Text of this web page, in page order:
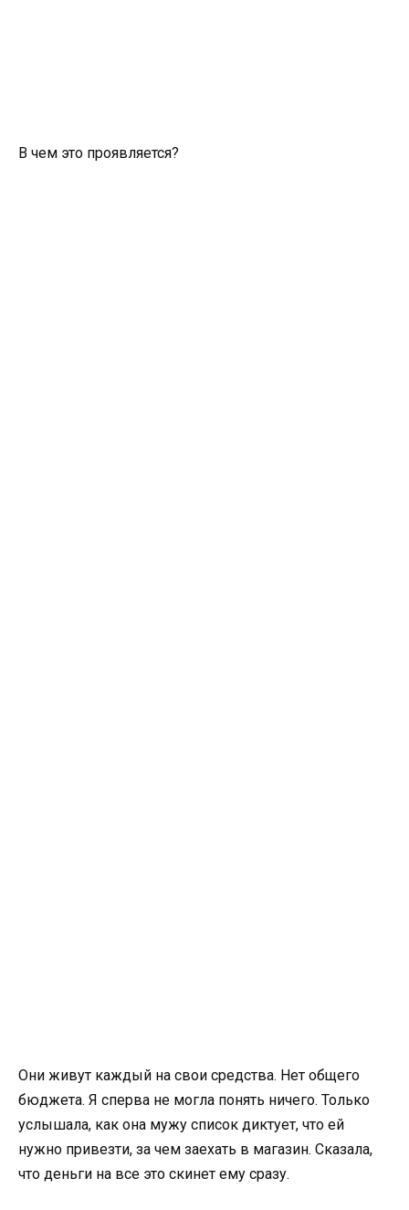
В чем это проявляется?
Они живут каждый на свои средства. Нет общего
бюджета. Я сперва не могла понять ничего. Только
услышала, как она мужу список диктует, что ей
нужно привезти, за чем заехать в магазин. Сказала,
что деньги на все это скинет ему сразу.